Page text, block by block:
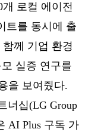
로컬 에이전
트를 동시에 출
께 기업 환경
실증 연구를
을 보여줬다.
너십(LG Group
AI Plus 구독 가